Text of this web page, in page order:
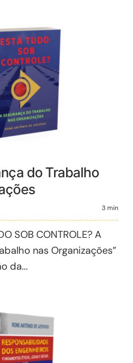
do Trabalho
3 min
SOB CONTROLE? A
nas Organizações”
da...